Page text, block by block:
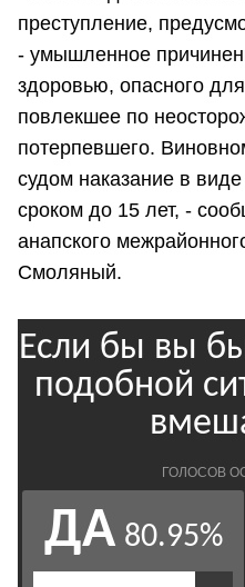
преступление,
- умышленное
здоровью, опасного
повлекшее по
потерпевшего.
судом наказание в
сроком до 15 лет, -
анапского
Смоляный.